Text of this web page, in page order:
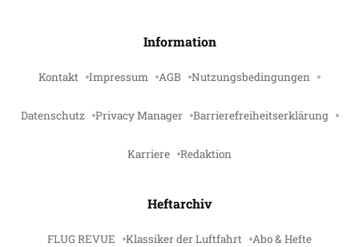
Information
Kontakt Impressum AGB Nutzungsbedingungen
Datenschutz Privacy Manager Barrierefreiheitserklärung
Karriere Redaktion
Heftarchiv
FLUG REVUE Klassiker der Luftfahrt Abo & Hefte